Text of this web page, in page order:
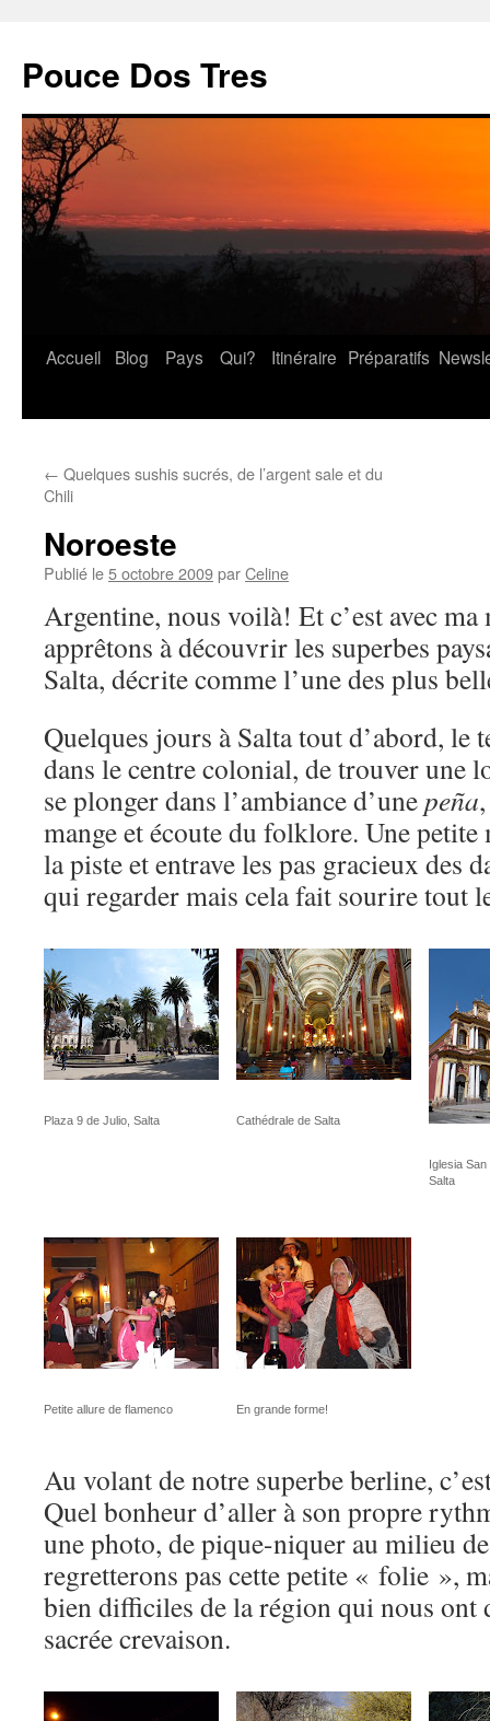
Pouce Dos Tres
Aller
Accueil Blog Pays Qui? Itinéraire Préparatifs
← Quelques sushis sucrés, de l’argent sale et du
Chili
Noroeste
Publié le5 octobre 2009parCeline
Argentine, nous voilà! Et c’est avec ma
apprêtons à découvrir les superbes
Salta, décrite comme l’une des plus
Quelques jours à Salta tout d’abord, le
dans le centre colonial, de trouver une
se plonger dans l’ambiance d’unepeña
mange et écoute du folklore. Une petite
la piste et entrave les pas gracieux des
qui regarder mais cela fait sourire tout
Plaza 9 de Julio, Salta Cathédrale de Salta
Iglesia
Salta
Petite allure de flamenco En grande forme!
Au volant de notre superbe berline,
Quel bonheur d’aller à son propre
une photo, de pique-niquer au milieu
regretterons pas cette petite « folie »,
bien difficiles de la région qui nous ont
sacrée crevaison.